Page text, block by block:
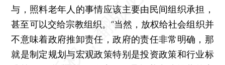
与，照料老年人的事情应该主要由民间组织承担，
甚至可以交给宗教组织。“当然，放权给社会组织并
不意味着政府推卸责任，政府的责任非常明确，那
就是制定规划与宏观政策特别是投资政策和行业标